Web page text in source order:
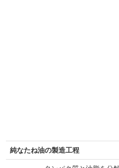
純なたね油の製造工程